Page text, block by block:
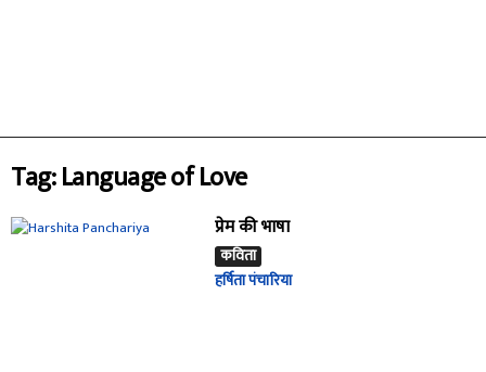
Tag: Language of Love
प्रेम की भाषा
कविता
हर्षिता पंचारिया